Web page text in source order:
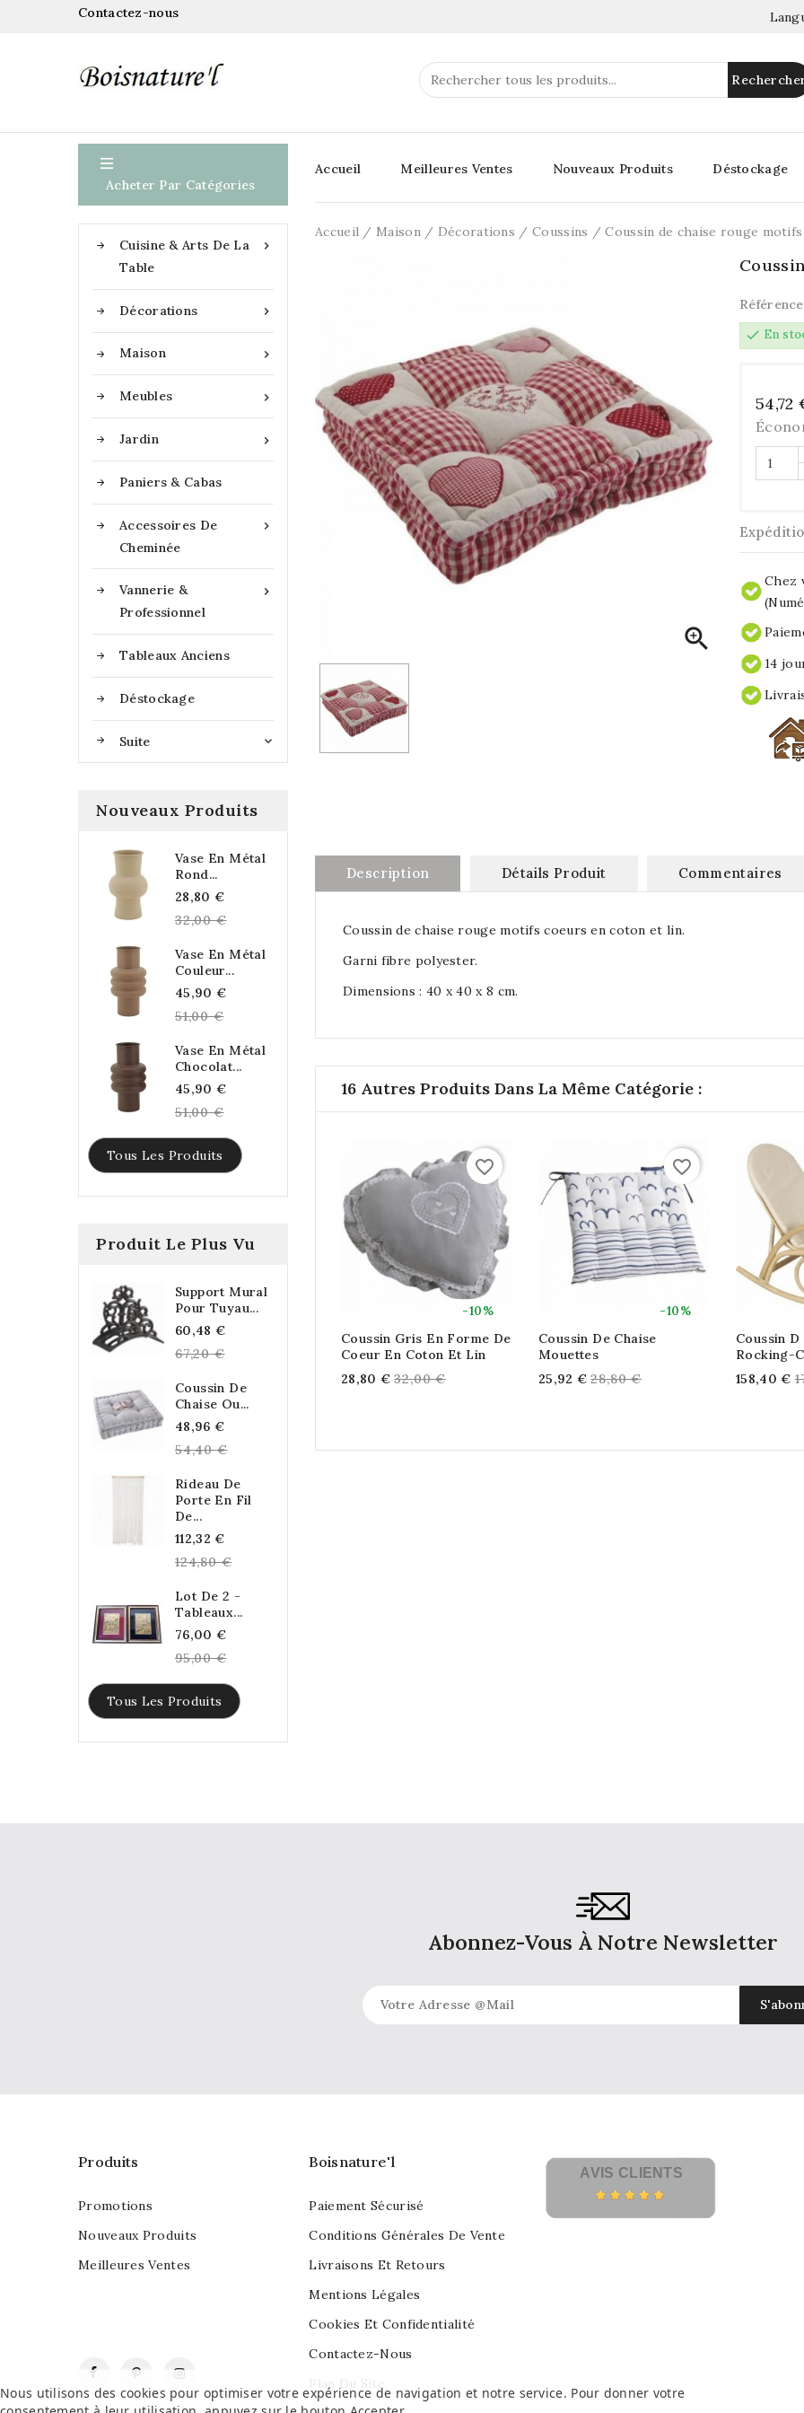
Contactez-nous

Acheter Par Catégories

Cuisine & Arts De La
Table

Décorations

Maison

Meubles

Jardin
Paniers & Cabas

Accessoires De
Cheminée

Vannerie &
Professionnel
Tableaux Anciens
Déstockage
Suite 
Nouveaux Produits
Vase En Métal
Rond...
28,80 €
price
32,00 €
Vase En Métal
Couleur...
45,90 €
51,00 €
Vase En Métal
Chocolat...
45,90 €
51,00 €
Tous Les Produits
Produit Le Plus Vu
Support Mural
Pour Tuyau...
60,48 €
price
67,20 €
Coussin De
Chaise Ou...
48,96 €
price
54,40 €
Rideau De
Porte En Fil
De...
112,32 €
price
124,80 €
Lot De 2 -
Tableaux...
76,00 €
price
95,00 €
Tous Les Produits
Accueil Meilleures Ventes Nouveaux Produits Déstockage
Accueil Maison Décorations Coussins Coussin de chaise rouge

Référence
check En
54,72
Chez
14
Description Détails Produit Commentaires
Coussin de chaise rouge motifs coeurs en coton et lin.
Garni fibre polyester.
Dimensions : 40 x 40 x 8 cm.
16 Autres Produits Dans La Même Catégorie :
-10%
favorite_border
Coussin Gris En Forme De
Coeur En Coton Et Lin
28,80 € Regular
32,00 €
-10%
favorite_border
Coussin De Chaise
Mouettes
25,92 € Regular
28,80 €
Coussin
Rocking-
158,40 €
Abonnez-Vous À Notre Newsletter
FacebookPinterest
Produits
Promotions
Nouveaux Produits
Meilleures Ventes
Boisnature'l
Paiement Sécurisé
Conditions Générales De Vente
Livraisons Et Retours
Mentions Légales
Cookies Et Confidentialité
Contactez-Nous
Nous utilisons des cookies pour optimiser votre expérience de navigation et notre service. Pour donner votre
AVIS CLIENTS